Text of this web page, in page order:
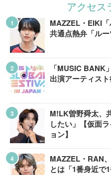
アクセス
MAZZEL・EIKI
共通点熱弁「ル
「MUSIC BANK
出演アーティス
M!LK曽野舜太、
したい」【仮面
ョン】
MAZZEL・RAN
とは「1番身近で